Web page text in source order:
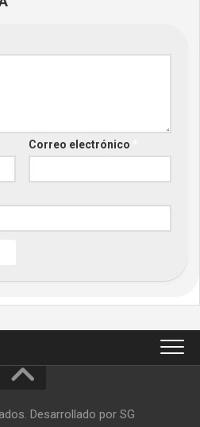
Correo electrónico
Desarrollado por SG